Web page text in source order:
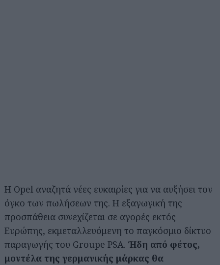
Η Opel αναζητά νέες ευκαιρίες για να αυξήσει τον
όγκο των πωλήσεων της. Η εξαγωγική της
προσπάθεια συνεχίζεται σε αγορές εκτός
Ευρώπης, εκμεταλλευόμενη το παγκόσμιο δίκτυο
παραγωγής του Groupe PSA. Ήδη από φέτος,
μοντέλα της γερμανικής μάρκας θα